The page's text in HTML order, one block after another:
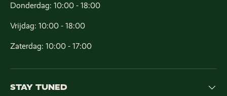
Donderdag: 10:00 - 18:00
Vrijdag: 10:00 - 18:00
Zaterdag: 10:00 - 17:00
STAY TUNED